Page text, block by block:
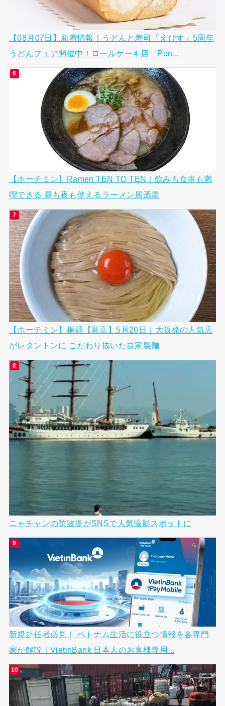
【08月07日】新着情報｜うどんと寿司「えびす」5周年
うどんフェア開催中！ロールケーキ店「Pon...
【ホーチミン】Ramen TEN TO TEN｜飲みも食事も満
喫できる 昼も夜も使えるラーメン居酒屋
【ホーチミン】桐麺【新店】5月26日｜大阪発の人気店
がレタントンに こだわり抜いた自家製麺
ニャチャンの防波堤がSNSで人気撮影スポットに
新規赴任者必見！ ベトナム生活に役立つ情報を各専門
家が解説｜VietinBank 日本人のお客様専用...